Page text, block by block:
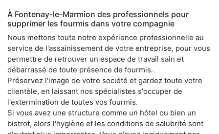
À Fontenay-le-Marmion des professionnels pour
supprimer les fourmis dans votre compagnie
Nous mettons toute notre expérience professionnelle au
service de l'assainissement de votre entreprise, pour vous
permettre de retrouver un espace de travail sain et
débarrassé de toute présence de fourmis.
Préservez l'image de votre société et gardez toute votre
clientèle, en laissant nos spécialistes s'occuper de
l'extermination de toutes vos fourmis.
Si vous avez une structure comme un hôtel ou bien un
bistrot, alors l'hygiène et les conditions de salubrité sont